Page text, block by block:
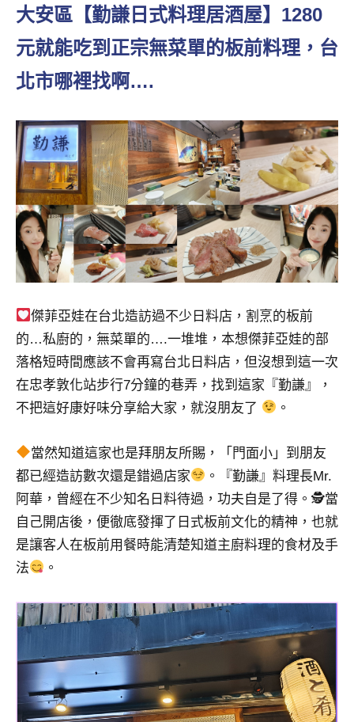
News
探
號
節
班
底、
外
景
節
目
主
持、
吳
窟
泰
國
遊
書
者、
各
表
會
及
活
主
持、
校
大安區【勤謙日式料理居酒屋】1280
元就能吃到正宗無菜單的板前料理，台
北市哪裡找啊….
傑菲亞娃在台北造訪過不少日料店，割烹的板前
的…私廚的，無菜單的….一堆堆，本想傑菲亞娃的部
落格短時間應該不會再寫台北日料店，但沒想到這一次
在忠孝敦化站步行7分鐘的巷弄，找到這家『勤謙』，
不把這好康好味分享給大家，就沒朋友了
。
當然知道這家也是拜朋友所賜，「門面小」到朋友
都已經造訪數次還是錯過店家
。『勤謙』料理長Mr.
阿華，曾經在不少知名日料待過，功夫自是了得。🕵當
自己開店後，便徹底發揮了日式板前文化的精神，也就
是讓客人在板前用餐時能清楚知道主廚料理的食材及手
法
。